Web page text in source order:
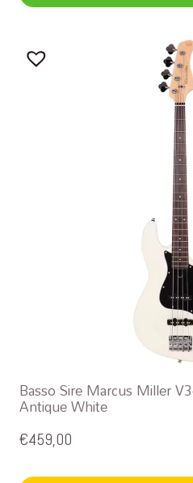
Basso Sire Marcus Miller
Antique White
€459,00